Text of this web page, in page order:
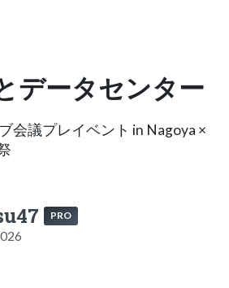
データセンター
会議プレイベント in Nagoya ×
PRO